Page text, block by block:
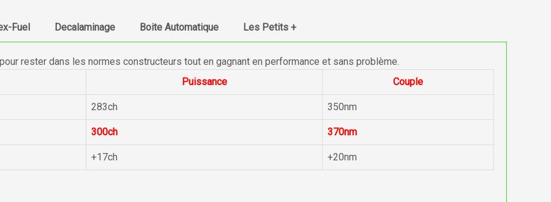
Fuel Decalaminage Boite Automatique Les Petits +
rester dans les normes constructeurs tout en gagnant en performance et sans problème.
Puissance Couple
283ch 350nm
300ch 370nm
+17ch +20nm